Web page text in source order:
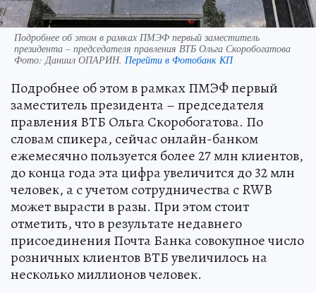
Подробнее об этом в рамках ПМЭФ первый заместитель
президента – председателя правления ВТБ Ольга Скоробогатова
Фото: Даниил ОПАРИН. Перейти в Фотобанк КП
Подробнее об этом в рамках ПМЭФ первый
заместитель президента – председателя
правления ВТБ Ольга Скоробогатова. По
словам спикера, сейчас онлайн-банком
ежемесячно пользуется более 27 млн клиентов,
до конца года эта цифра увеличится до 32 млн
человек, а с учетом сотрудничества с RWB
может вырасти в разы. При этом стоит
отметить, что в результате недавнего
присоединения Почта Банка совокупное число
розничных клиентов ВТБ увеличилось на
несколько миллионов человек.